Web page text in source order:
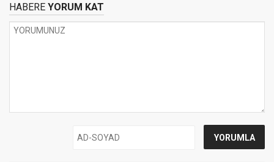
HABERE YORUM KAT